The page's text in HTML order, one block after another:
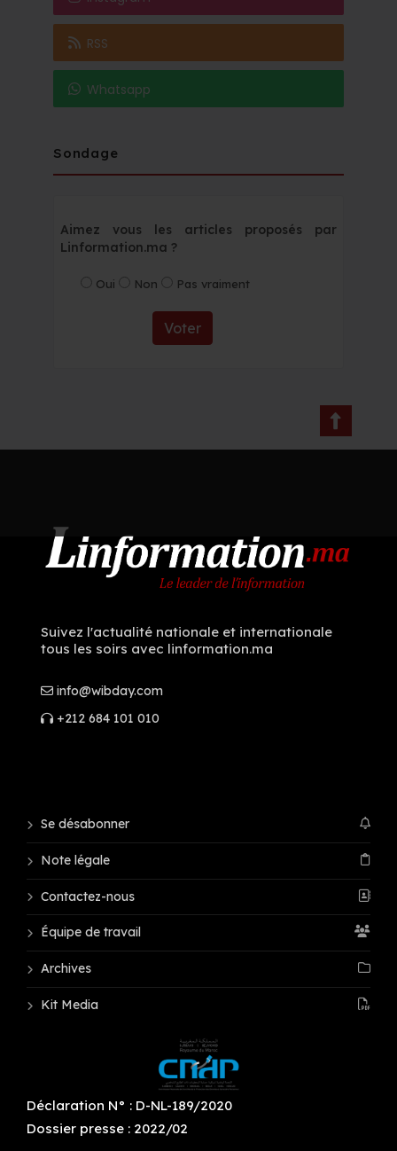
RSS
Whatsapp
Sondage
Aimez vous les articles proposés par
Linformation.ma ?
Oui Non Pas vraiment
Voter
Suivez l'actualité nationale et internationale
tous les soirs avec linformation.ma
info@wibday.com
+212 684 101 010
Se désabonner
Note légale
Contactez-nous
Équipe de travail
Archives
Kit Media
Déclaration N° : D-NL-189/2020
Dossier presse : 2022/02